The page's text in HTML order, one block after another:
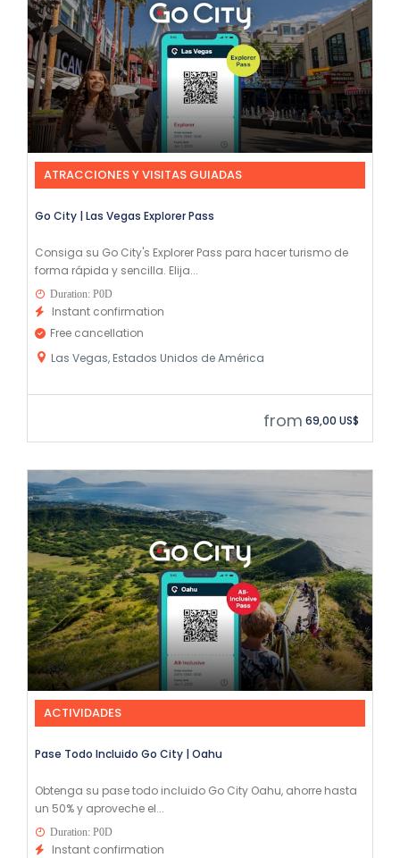
ATRACCIONES Y VISITAS GUIADAS
Go City | Las Vegas Explorer Pass
Consiga su Go City's Explorer Pass para hacer turismo de
forma rápida y sencilla. Elija...
Duration: P0D
Instant confirmation
Free cancellation
Las Vegas, Estados Unidos de América
from 69,00 US$
ACTIVIDADES
Pase Todo Incluido Go City | Oahu
Obtenga su pase todo incluido Go City Oahu, ahorre hasta
un 50% y aproveche el...
Duration: P0D
Instant confirmation